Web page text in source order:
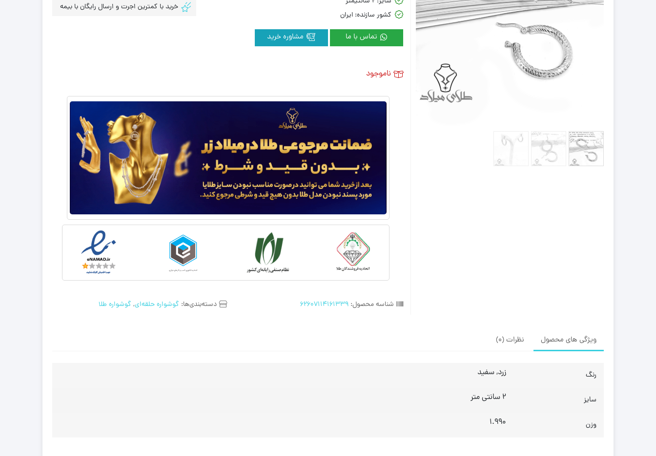
شناسه محصول:62607114161339 دسته‌بندی‌ها: گوشواره حلقه‌ای, گوشواره طلا
کشور سازنده: ایران
تماس با ما
خرید با کمترین اجرت و ارسال رایگان با بیمه
ناموجود
ویژگی های محصول نظرات (0)
رنگ زرد, سفید
سایز 2 سانتی متر
وزن 1.990